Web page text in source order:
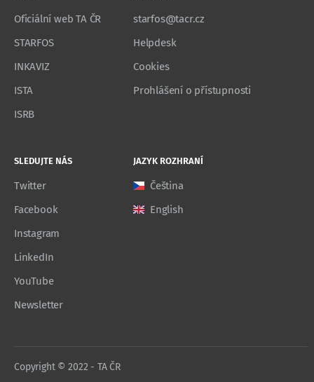
Oficiální web TA ČR
STARFOS
INKAVIZ
ISTA
ISRB
starfos@tacr.cz
Helpdesk
Cookies
Prohlášení o přístupnosti
SLEDUJTE NÁS
Twitter
Facebook
Instagram
LinkedIn
YouTube
Newsletter
JAZYK ROZHRANÍ
Čeština
English
Copyright © 2022 - TA ČR